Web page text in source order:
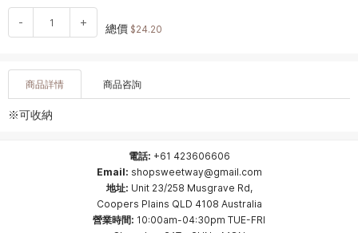
- + 總價 $24.20
商品詳情 商品咨詢
※可收納
電話: +61 423606606
Email: shopsweetway@gmail.com
地址: Unit 23/258 Musgrave Rd,
Coopers Plains QLD 4108 Australia
營業時間: 10:00am-04:30pm TUE-FRI